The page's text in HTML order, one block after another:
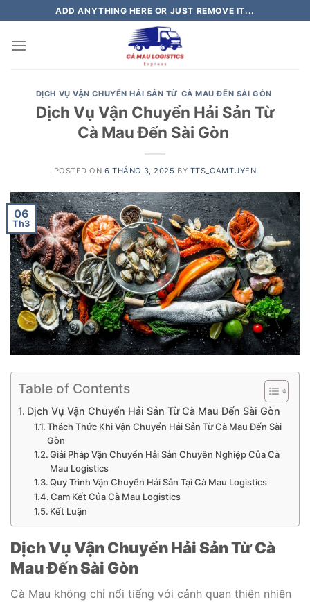
to
content
ADD ANYTHING HERE OR JUST REMOVE IT...
DỊCH VỤ VẬN CHUYỂN HẢI SẢN TỪ CÀ MAU ĐẾN SÀI GÒN
Dịch Vụ Vận Chuyển Hải Sản Từ
Cà Mau Đến Sài Gòn
POSTED ON6 THÁNG 3, 2025 BY TTS_CAMTUYEN
06
Th3
Table of Contents
Dịch Vụ Vận Chuyển Hải Sản Từ Cà Mau Đến Sài Gòn
Thách Thức Khi Vận Chuyển Hải Sản Từ Cà Mau Đến Sài
Gòn
Giải Pháp Vận Chuyển Hải Sản Chuyên Nghiệp Của Cà
Mau Logistics
Quy Trình Vận Chuyển Hải Sản Tại Cà Mau Logistics
Cam Kết Của Cà Mau Logistics
Kết Luận
Dịch Vụ Vận Chuyển Hải Sản Từ Cà
Mau Đến Sài Gòn
Cà Mau không chỉ nổi tiếng với cảnh quan thiên nhiên